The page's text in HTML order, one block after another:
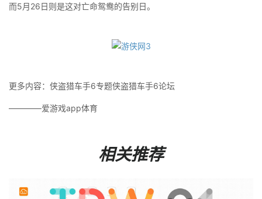
而5月26日则是这对亡命鸳鸯的告别日。
更多内容：侠盗猎车手6专题侠盗猎车手6论坛
————爱游戏app体育
相关推荐